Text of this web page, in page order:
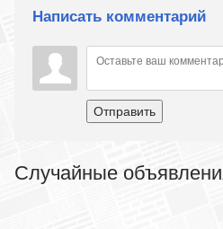
Написать комментарий
Отправить
Случайные